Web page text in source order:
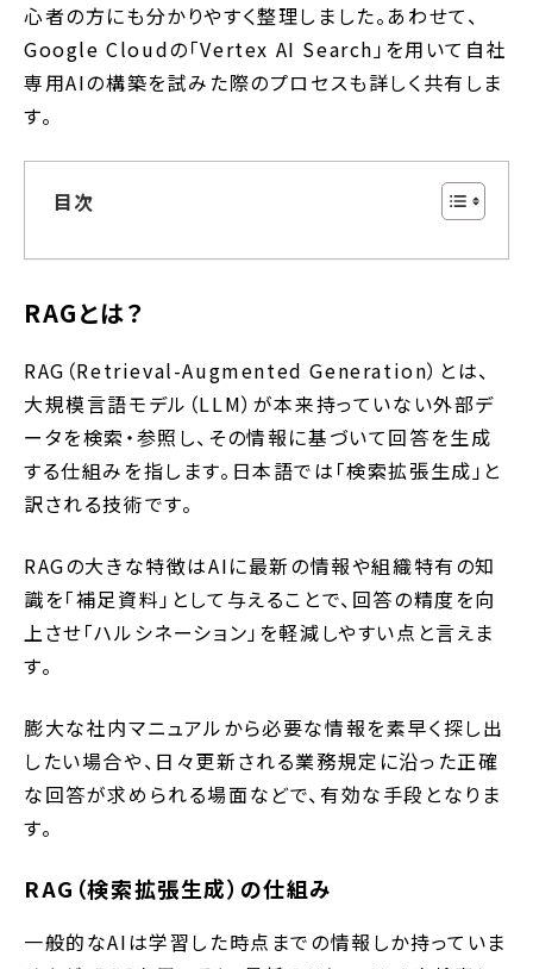
心者の方にも分かりやすく整理しました。あわせて、
Google Cloudの「Vertex AI Search」を用いて自社
専用AIの構築を試みた際のプロセスも詳しく共有しま
す。
目次
RAGとは？
RAG（Retrieval-Augmented Generation）とは、
大規模言語モデル（LLM）が本来持っていない外部デ
ータを検索・参照し、その情報に基づいて回答を生成
する仕組みを指します。日本語では「検索拡張生成」と
訳される技術です。
RAGの大きな特徴はAIに最新の情報や組織特有の知
識を「補足資料」として与えることで、回答の精度を向
上させ「ハルシネーション」を軽減しやすい点と言えま
す。
膨大な社内マニュアルから必要な情報を素早く探し出
したい場合や、日々更新される業務規定に沿った正確
な回答が求められる場面などで、有効な手段となりま
す。
RAG（検索拡張生成）の仕組み
一般的なAIは学習した時点までの情報しか持っていま